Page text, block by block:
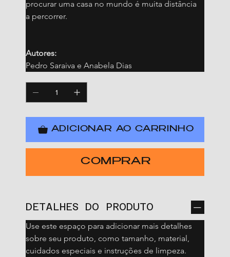
procurar uma casa no mundo é muita distância
a percorrer.
Autores:
Pedro Saraiva e Anabela Dias
ADICIONAR AO CARRINHO
COMPRAR
DETALHES DO PRODUTO
Use este espaço para adicionar mais detalhes
sobre seu produto, como tamanho, material,
cuidados especiais e instruções de limpeza.